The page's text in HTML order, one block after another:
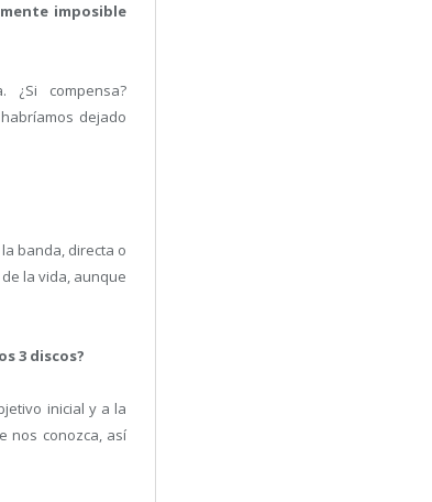
imposible
¿Si compensa?
dejado
banda, directa o
la vida, aunque
3 discos?
inicial y a la
nos conozca, así